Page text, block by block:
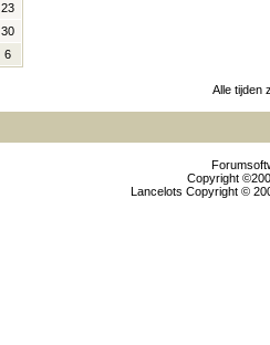
23
30
6
Alle tijden
Copyright
Lancelots Copyright ©